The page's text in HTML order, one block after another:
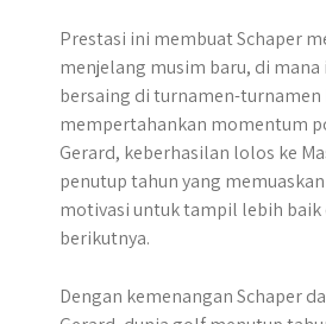
Prestasi ini membuat Schaper
menjelang musim baru, di mana
bersaing di turnamen-turnamen
mempertahankan momentum
Gerard, keberhasilan lolos ke
penutup tahun yang
motivasi untuk tampil lebih baik
berikutnya.
Dengan kemenangan Schaper